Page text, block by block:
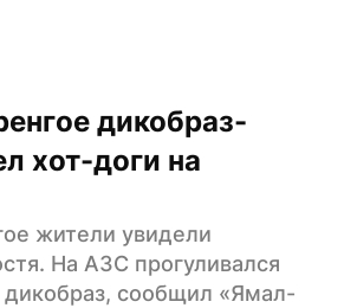
дикобраз-
хот-доги на
жители увидели
На АЗС прогуливался
сообщил «Ямал-